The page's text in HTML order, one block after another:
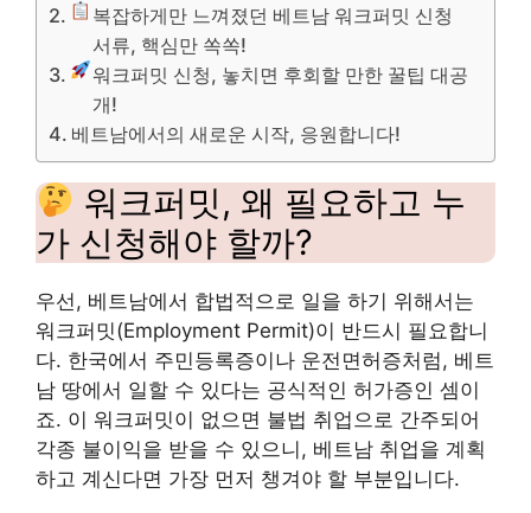
복잡하게만 느껴졌던 베트남 워크퍼밋 신청
서류, 핵심만 쏙쏙!
워크퍼밋 신청, 놓치면 후회할 만한 꿀팁 대공
개!
베트남에서의 새로운 시작, 응원합니다!
워크퍼밋, 왜 필요하고 누
가 신청해야 할까?
우선, 베트남에서 합법적으로 일을 하기 위해서는
워크퍼밋(Employment Permit)이 반드시 필요합니
다. 한국에서 주민등록증이나 운전면허증처럼, 베트
남 땅에서 일할 수 있다는 공식적인 허가증인 셈이
죠. 이 워크퍼밋이 없으면 불법 취업으로 간주되어
각종 불이익을 받을 수 있으니, 베트남 취업을 계획
하고 계신다면 가장 먼저 챙겨야 할 부분입니다.